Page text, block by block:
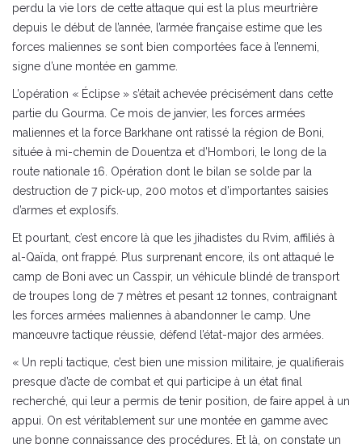
perdu la vie lors de cette attaque qui est la plus meurtrière
depuis le début de l’année, l’armée française estime que les
forces maliennes se sont bien comportées face à l’ennemi,
signe d’une montée en gamme.
L’opération « Éclipse » s’était achevée précisément dans cette
partie du Gourma. Ce mois de janvier, les forces armées
maliennes et la force Barkhane ont ratissé la région de Boni,
située à mi-chemin de Douentza et d’Hombori, le long de la
route nationale 16. Opération dont le bilan se solde par la
destruction de 7 pick-up, 200 motos et d’importantes saisies
d’armes et explosifs.
Et pourtant, c’est encore là que les jihadistes du Rvim, affiliés à
al-Qaïda, ont frappé. Plus surprenant encore, ils ont attaqué le
camp de Boni avec un Casspir, un véhicule blindé de transport
de troupes long de 7 mètres et pesant 12 tonnes, contraignant
les forces armées maliennes à abandonner le camp. Une
manœuvre tactique réussie, défend l’état-major des armées.
« Un repli tactique, c’est bien une mission militaire, je qualifierais
presque d’acte de combat et qui participe à un état final
recherché, qui leur a permis de tenir position, de faire appel à un
appui. On est véritablement sur une montée en gamme avec
une bonne connaissance des procédures. Et là, on constate un